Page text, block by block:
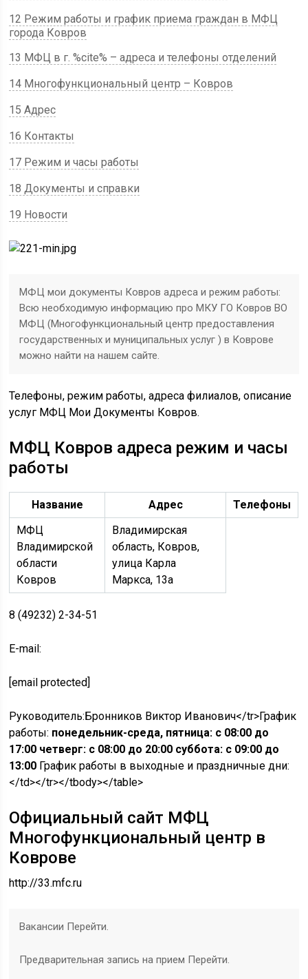
12 Режим работы и график приема граждан в МФЦ
города Ковров
13 МФЦ в г. %cite% – адреса и телефоны отделений
14 Многофункциональный центр – Ковров
15 Адрес
16 Контакты
17 Режим и часы работы
18 Документы и справки
19 Новости
МФЦ мои документы Ковров адреса и режим работы:
Всю необходимую информацию про МКУ ГО Ковров ВО
МФЦ (Многофункциональный центр предоставления
государственных и муниципальных услуг ) в Коврове
можно найти на нашем сайте.
Телефоны, режим работы, адреса филиалов, описание
услуг МФЦ Мои Документы Ковров.
МФЦ Ковров адреса режим и часы
работы
Название Адрес
Телефоны
МФЦ
Владимирской
области
Ковров
Владимирская
область, Ковров,
улица Карла
Маркса, 13а
8 (49232) 2-34-51
E-mail:
[email protected]
Руководитель:Бронников Виктор Иванович</tr>График
работы: понедельник-среда, пятница: с 08:00 до
17:00 четверг: с 08:00 до 20:00 суббота: с 09:00 до
13:00 График работы в выходные и праздничные дни:
</td></tr></tbody></table>
Официальный сайт МФЦ
Многофункциональный центр в
Коврове
http://33.mfc.ru
Вакансии Перейти.
Предварительная запись на прием Перейти.